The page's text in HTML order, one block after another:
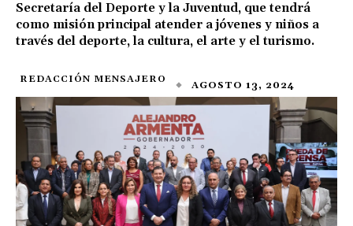
Secretaría del Deporte y la Juventud, que tendrá
como misión principal atender a jóvenes y niños a
través del deporte, la cultura, el arte y el turismo.
REDACCIÓN MENSAJERO AGOSTO 13, 2024